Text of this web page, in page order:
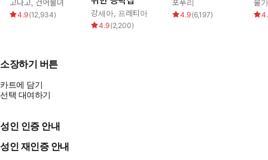
고다고, 건어물녀
4.9(12,934) 강세아, 프레티아
4.9(2,200)
포푸리
4.9(6,197)
불
소장하기 버튼
카트에 담기
선택 대여하기
성인 인증 안내
성인 재인증 안내